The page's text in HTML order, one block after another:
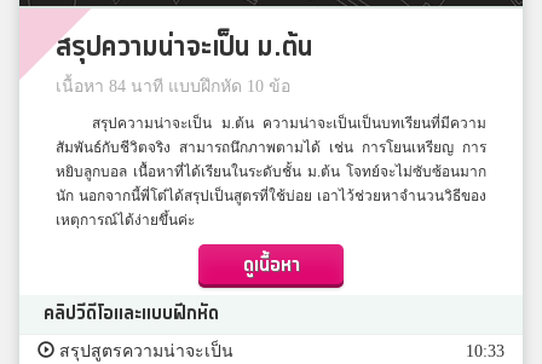
สรุปความน่าจะเป็น ม.ต้น
เนื้อหา 84 นาที แบบฝึกหัด 10 ข้อ
สรุปความน่าจะเป็น ม.ต้น ความน่าจะเป็นเป็นบทเรียนที่มีความ
สัมพันธ์กับชีวิตจริง สามารถนึกภาพตามได้ เช่น การโยนเหรียญ การ
หยิบลูกบอล เนื้อหาที่ได้เรียนในระดับชั้น ม.ต้น โจทย์จะไม่ซับซ้อนมาก
นัก นอกจากนี้พี่โต๋ได้สรุปเป็นสูตรที่ใช้บ่อย เอาไว้ช่วยหาจำนวนวิธีของ
เหตุการณ์ได้ง่ายขึ้นค่ะ
ดูเนื้อหา
คลิปวีดีโอและแบบฝึกหัด
สรุปสูตรความน่าจะเป็น 10:33